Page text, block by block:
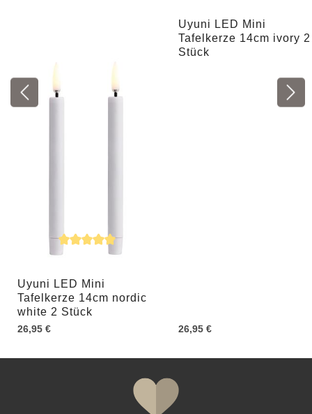
Durchschnittliche Bewertung von 5 von 5 Sternen
Uyuni LED Mini
Tafelkerze 14cm nordic
white 2 Stück
26,95 €
Uyuni LED Mini
Tafelkerze 14cm ivory 2
Stück
26,95 €